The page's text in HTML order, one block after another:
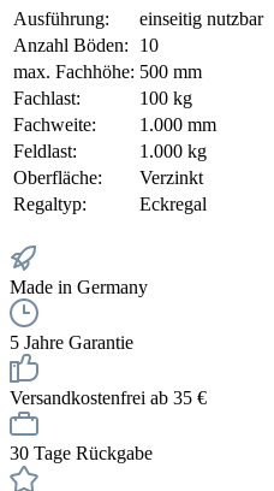
Ausführung:
einseitig nutzbar
Anzahl Böden:
10
max. Fachhöhe: 500 mm
Fachlast:
100 kg
Fachweite:
1.000 mm
Feldlast:
1.000 kg
Oberfläche:
Verzinkt
Regaltyp:
Eckregal
Made in Germany
5 Jahre Garantie
Versandkostenfrei ab 35 €
30 Tage Rückgabe